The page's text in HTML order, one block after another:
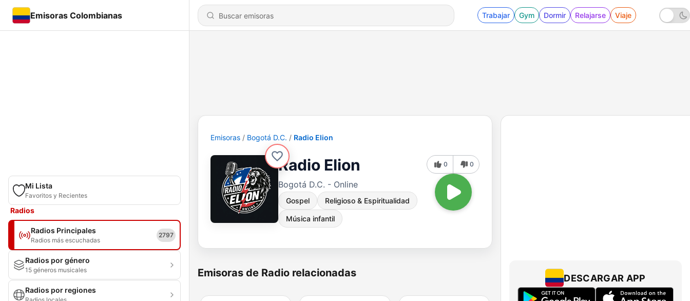
Emisoras Colombianas Trabajar Gym Dormir Relajarse Viaje
Mi Lista
Favoritos y Recientes
Radios
Radios Principales
Radios más escuchadas
2797
Radios por género
15 géneros musicales
Radios por regiones
Emisoras Bogotá D.C. Radio Elion
Radio Elion
Bogotá D.C. - Online
Gospel Religioso & Espiritualidad
Música infantil
0 0
Emisoras de Radio relacionadas DESCARGAR APP